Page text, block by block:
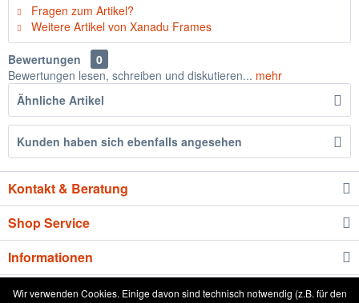
Fragen zum Artikel?
Weitere Artikel von Xanadu Frames
Bewertungen
0
Bewertungen lesen, schreiben und diskutieren... mehr
Ähnliche Artikel
Kunden haben sich ebenfalls angesehen
Kontakt & Beratung
Shop Service
Informationen
Newsletter
Wir verwenden Cookies. Einige davon sind technisch notwendig (z.B. für den